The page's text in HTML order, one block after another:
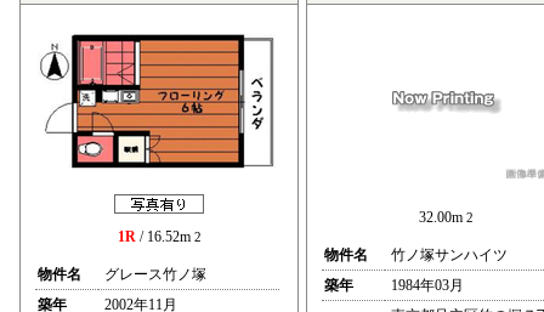
1R/ 16.52m 2
物件名
グレース竹ノ塚
築年
2002年11月
32.00m 2
物件名
竹ノ塚サンハイツ
築年
1984年03月